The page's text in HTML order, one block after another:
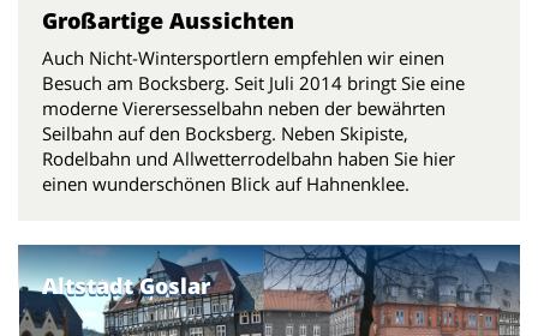
Großartige Aussichten
Auch Nicht-Wintersportlern empfehlen wir einen
Besuch am Bocksberg. Seit Juli 2014 bringt Sie eine
moderne Vierersesselbahn neben der bewährten
Seilbahn auf den Bocksberg. Neben Skipiste,
Rodelbahn und Allwetterrodelbahn haben Sie hier
einen wunderschönen Blick auf Hahnenklee.
Altstadt Goslar